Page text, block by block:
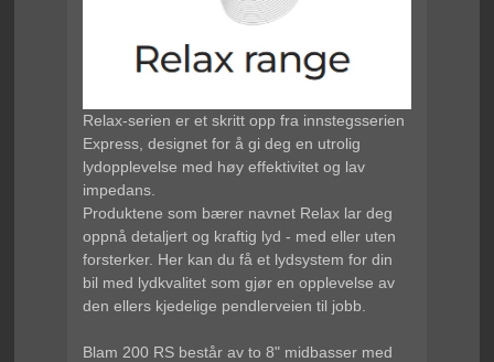
Relax-serien er et skritt opp fra innstegsserien
Express, designet for å gi deg en utrolig
lydopplevelse med høy effektivitet og lav
impedans.
Produktene som bærer navnet Relax lar deg
oppnå detaljert og kraftig lyd - med eller uten
forsterker. Her kan du få et lydsystem for din
bil med lydkvalitet som gjør en opplevelse av
den ellers kjedelige pendlerveien til jobb.
Blam 200 RS består av to 8" midbasser med